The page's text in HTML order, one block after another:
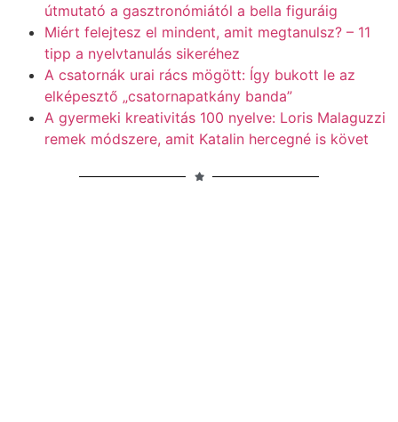
útmutató a gasztronómiától a bella figuráig
Miért felejtesz el mindent, amit megtanulsz? – 11
tipp a nyelvtanulás sikeréhez
A csatornák urai rács mögött: Így bukott le az
elképesztő „csatornapatkány banda”
A gyermeki kreativitás 100 nyelve: Loris Malaguzzi
remek módszere, amit Katalin hercegné is követ